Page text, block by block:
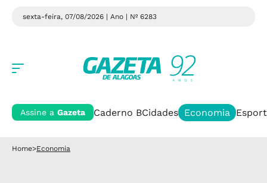
sexta-feira, 07/08/2026 | Ano | Nº 6283
Assine a Gazeta Caderno BCidades Economia
Home>Economia